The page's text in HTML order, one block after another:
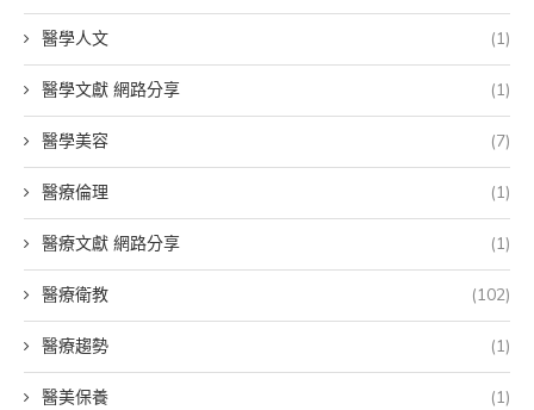
醫學人文 (1)
醫學文獻 網路分享 (1)
醫學美容 (7)
醫療倫理 (1)
醫療文獻 網路分享 (1)
醫療衛教 (102)
醫療趨勢 (1)
醫美保養 (1)